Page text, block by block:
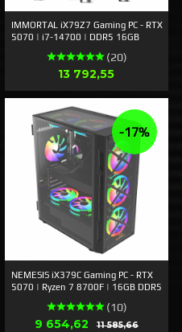
IMMORTAL iX79Z7 Gaming PC - RTX
5070 | i7-14700 | DDR5 16GB
(20)
Pris
13 792,55
NEMESIS iX379C Gaming PC - RTX
5070 | Ryzen 7 8700F | 16GB DDR5
(10)
Tilbud
9 654,62 11 585,66Rabat
-17%